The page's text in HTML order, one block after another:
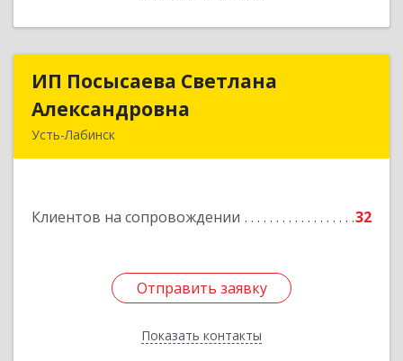
ИП Посысаева Светлана
Александровна
Усть-Лабинск
Клиентов на сопровождении 32
Отправить заявку
Показать контакты
ИП Посысаева Светлана
Подробнее
Отправить заявку
Назад